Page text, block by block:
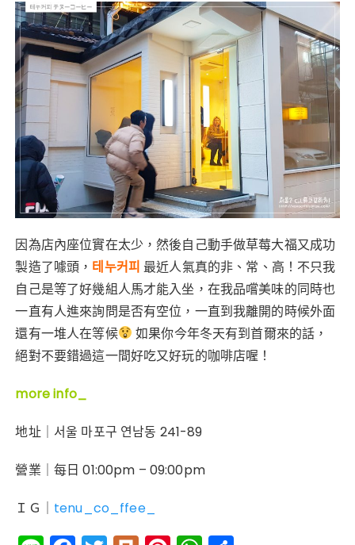
因為店內座位實在太少，然後自己動手做草莓大福又成功
製造了噱頭， 테누커피 最近人氣真的非、常、高！不只我
自己是等了好幾組人馬才能入坐，在我品嚐美味的同時也
一直有人進來詢問是否有空位，一直到我離開的時候外面
還有一堆人在等候
如果你今年冬天有到首爾來的話，
絕對不要錯過這一間好吃又好玩的咖啡店喔！
more info_
地址｜서울 마포구 연남동 241-89
營業｜每日 01:00pm – 09:00pm
ＩＧ｜ tenu_co_ffee_